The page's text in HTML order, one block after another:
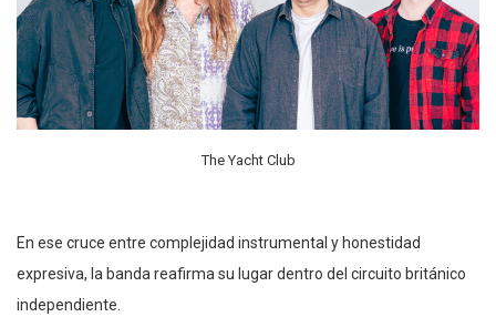
The Yacht Club
En ese cruce entre complejidad instrumental y honestidad
expresiva, la banda reafirma su lugar dentro del circuito británico
independiente.